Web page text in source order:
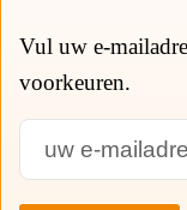
Vul uw e-
voorkeuren.